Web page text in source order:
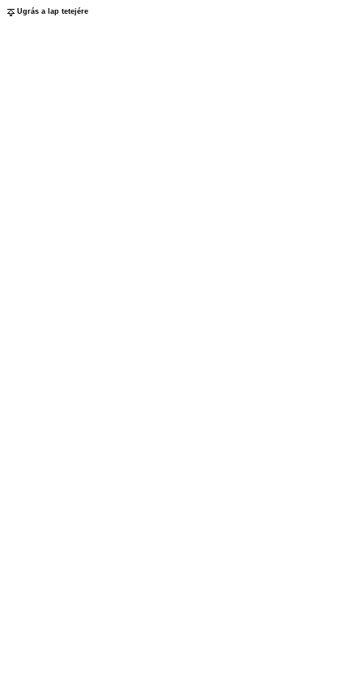
Ugrás a lap tetejére